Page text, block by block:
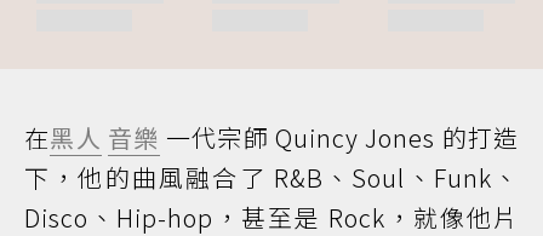
在黑人 音樂 一代宗師 Quincy Jones 的打造
下，他的曲風融合了 R&B、Soul、Funk、
Disco、Hip-hop，甚至是 Rock，就像他片